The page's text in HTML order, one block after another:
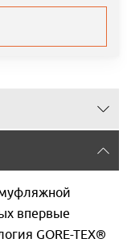
впервые
GORE-TEX®